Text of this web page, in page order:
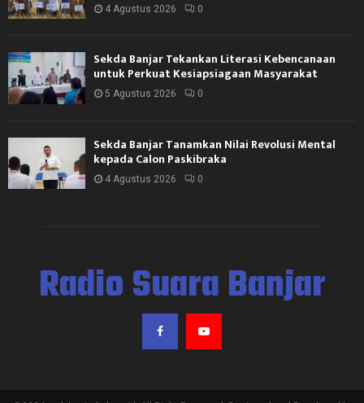
4 Agustus 2026 0
Sekda Banjar Tekankan Literasi Kebencanaan
untuk Perkuat Kesiapsiagaan Masyarakat
5 Agustus 2026 0
Sekda Banjar Tanamkan Nilai Revolusi Mental
kepada Calon Paskibraka
4 Agustus 2026 0
Radio Suara Banjar